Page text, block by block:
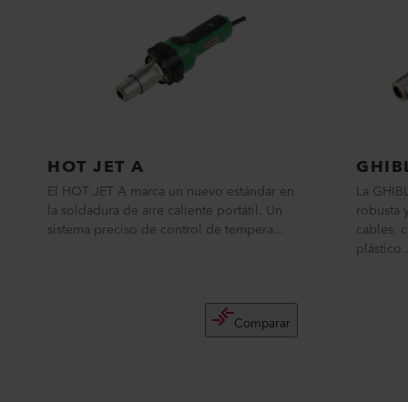
HOT JET A
El HOT JET A marca un nuevo estándar en
la soldadura de aire caliente portátil. Un
sistema preciso de control de tempera...
Comparar
La
robusta
cables,